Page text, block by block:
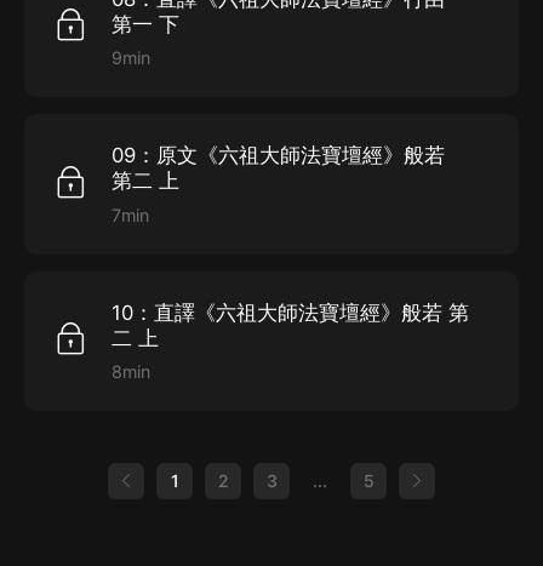
第一 下
9min
09：原文《六祖大師法寶壇經》般若
第二 上
7min
10：直譯《六祖大師法寶壇經》般若 第
二 上
8min
1 2 3 ... 5